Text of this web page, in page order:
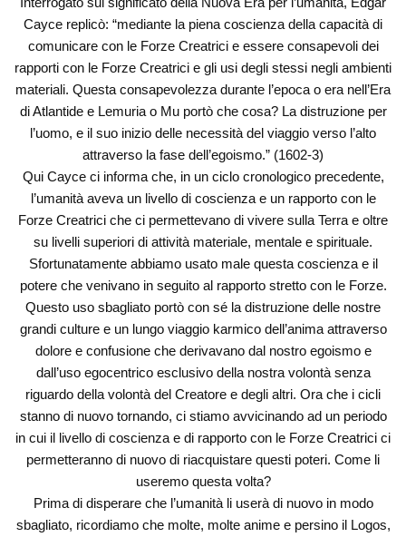
Cayce replicò: “mediante la piena coscienza della capacità di
comunicare con le Forze Creatrici e essere consapevoli dei
rapporti con le Forze Creatrici e gli usi degli stessi negli ambienti
materiali. Questa consapevolezza durante l’epoca o era nell’Era
di Atlantide e Lemuria o Mu portò che cosa? La distruzione per
l’uomo, e il suo inizio delle necessità del viaggio verso l’alto
attraverso la fase dell’egoismo.” (1602-3)
Qui Cayce ci informa che, in un ciclo cronologico precedente,
l’umanità aveva un livello di coscienza e un rapporto con le
Forze Creatrici che ci permettevano di vivere sulla Terra e oltre
su livelli superiori di attività materiale, mentale e spirituale.
Sfortunatamente abbiamo usato male questa coscienza e il
potere che venivano in seguito al rapporto stretto con le Forze.
Questo uso sbagliato portò con sé la distruzione delle nostre
grandi culture e un lungo viaggio karmico dell’anima attraverso
dolore e confusione che derivavano dal nostro egoismo e
dall’uso egocentrico esclusivo della nostra volontà senza
riguardo della volontà del Creatore e degli altri. Ora che i cicli
stanno di nuovo tornando, ci stiamo avvicinando ad un periodo
in cui il livello di coscienza e di rapporto con le Forze Creatrici ci
permetteranno di nuovo di riacquistare questi poteri. Come li
useremo questa volta?
Prima di disperare che l’umanità li userà di nuovo in modo
sbagliato, ricordiamo che molte, molte anime e persino il Logos,